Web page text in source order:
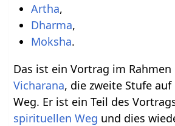
Artha,
Dharma,
Moksha.
Das ist ein Vortrag im Rahmen
Vicharana, die zweite Stufe
Weg. Er ist ein Teil des
spirituellen Weg und dies